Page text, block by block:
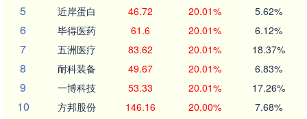
5 近岸蛋白 46.72 20.01% 5.62%
6 毕得医药 61.6 20.01% 6.12%
7 五洲医疗 83.62 20.01% 18.37%
8 耐科装备 49.67 20.01% 6.83%
9 一博科技 53.33 20.01% 17.26%
10 方邦股份 146.16 20.00% 7.68%